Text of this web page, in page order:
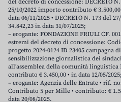
del decreto di concessione: DECRETO
25/10/2022 importo contributo €
data 06/11/2025 • DECRETO N. 173 del
34.842,23 in data 31/07/2025;
– erogante: FONDAZIONE FRIULI CF.
estremi del decreto di concessione:
progetto 2024-0124 ID 23405 campagna di
sensibilizzazione giornalistica dei
all’assemblea della comunità linguistica
contributo € 3.450,00 • in data 12/05/2025;
– erogante: Agenzia delle Entrate • rif.
Contributo 5 per Mille • contributo: €
data 20/08/2025.